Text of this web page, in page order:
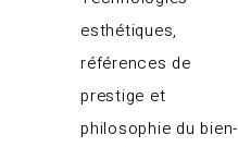
esthétiques,
références de
prestige et
philosophie du bien-